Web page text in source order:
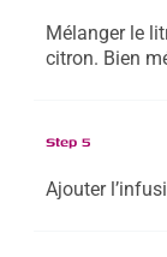
Mélanger le
citron. Bien
Step 5
Ajouter